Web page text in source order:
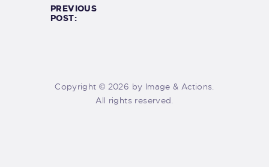
PREVIOUS
POST:
Copyright © 2026 by Image & Actions.
All rights reserved.